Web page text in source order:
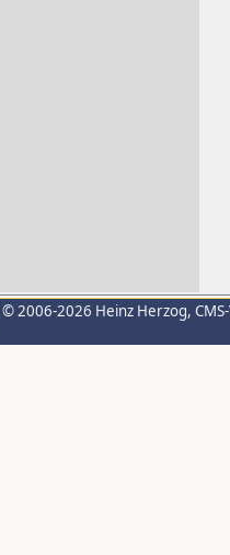
© 2006-2026 Heinz Herzog,